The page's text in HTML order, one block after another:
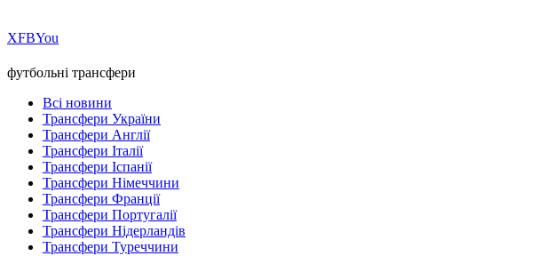
ХFBYou
футбольні трансфери
Всі новини
Трансфери України
Трансфери Англії
Трансфери Італії
Трансфери Іспанії
Трансфери Німеччини
Трансфери Франції
Трансфери Португалії
Трансфери Нідерландів
Трансфери Туреччини